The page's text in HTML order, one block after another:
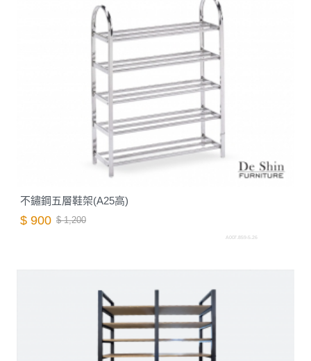
不鏽鋼五層鞋架(A25高)
$ 900 $ 1,200
A007.859-5.26